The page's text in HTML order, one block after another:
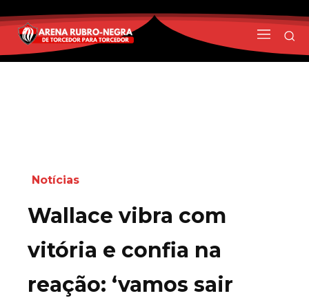
Notícias
Wallace vibra com
vitória e confia na
reação: ‘vamos sair